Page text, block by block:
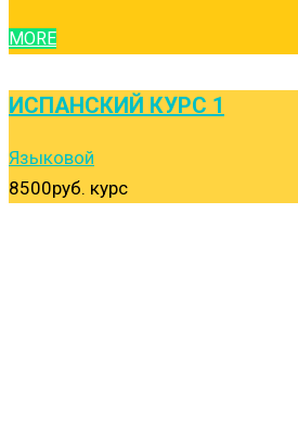
MORE
ИСПАНСКИЙ КУРС 1
Языковой
8500руб. курс